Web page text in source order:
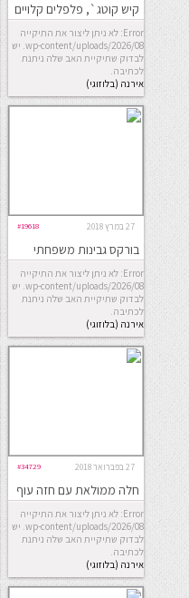
קיש קוטג`, פלפלים קלויים
ונענעError: לא ניתן ליצור את התיקייה
wp-content/uploads/2026/08. יש
לבדוק שתיקיית האב שלה ניתנת
לכתיבה.
אירנה (בלוזוגי)
27 במרץ 2018 #19618
בורקס גבינות משפחתי
Error: לא ניתן ליצור את התיקייה
wp-content/uploads/2026/08. יש
לבדוק שתיקיית האב שלה ניתנת
לכתיבה.
אירנה (בלוזוגי)
27 בפברואר 2018 #34729
חלה ממולאת עם חזה עוף
ופלפלים
Error: לא ניתן ליצור את התיקייה
wp-content/uploads/2026/08. יש
לבדוק שתיקיית האב שלה ניתנת
לכתיבה.
אירנה (בלוזוגי)